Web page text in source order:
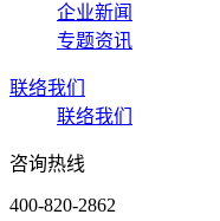
企业新闻
专题资讯
联络我们
联络我们
咨询热线
400-820-2862